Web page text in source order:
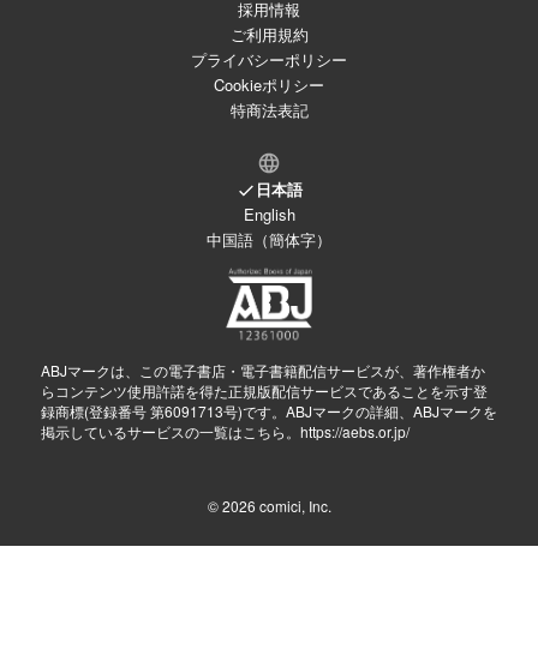
採用情報
ご利用規約
プライバシーポリシー
Cookieポリシー
特商法表記
日本語
English
中国語（簡体字）
ABJマークは、この電子書店・電子書籍配信サービスが、著作権者か
らコンテンツ使用許諾を得た正規版配信サービスであることを示す登
録商標(登録番号 第6091713号)です。ABJマークの詳細、ABJマークを
掲示しているサービスの一覧はこちら。 https://aebs.or.jp/
© 2026 comici, Inc.